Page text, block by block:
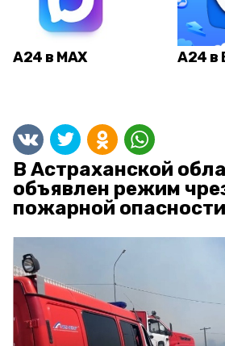
А24 в MAX А24 в
В Астраханской
объявлен режим
пожарной опасности